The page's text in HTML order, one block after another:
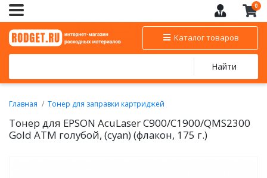
0
Каталог товаров
Найти
Главная
Тонер для заправки картриджей
Тонер для EPSON AcuLaser C900/C1900/QMS2300
Gold ATM голубой, (cyan) (флакон, 175 г.)